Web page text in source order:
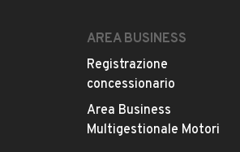
AREA BUSINESS
Registrazione
concessionario
Area Business
Multigestionale Motori